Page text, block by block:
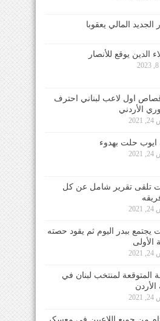
المالي يعقوبا
الدين يوقع للأنصار
اول لاعب لبناني احترف
الأردني
حلت بهدوء
تلقى تقرير شامل عن كل
يجتمع ببدر اليوم ثم يقود حصته
الأولى
المتوقعة لمنتخب لبنان في